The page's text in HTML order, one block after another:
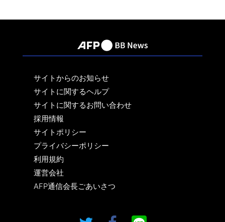
サイトからのお知らせ
サイトに関するヘルプ
サイトに関するお問い合わせ
採用情報
サイトポリシー
プライバシーポリシー
利用規約
運営会社
AFP通信会長ごあいさつ